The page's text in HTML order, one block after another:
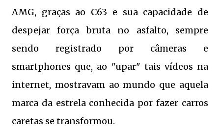
AMG, graças ao C63 e sua capacidade de
despejar força bruta no asfalto, sempre
sendo registrado por câmeras e
smartphones que, ao "upar" tais vídeos na
internet, mostravam ao mundo que aquela
marca da estrela conhecida por fazer carros
caretas se transformou.